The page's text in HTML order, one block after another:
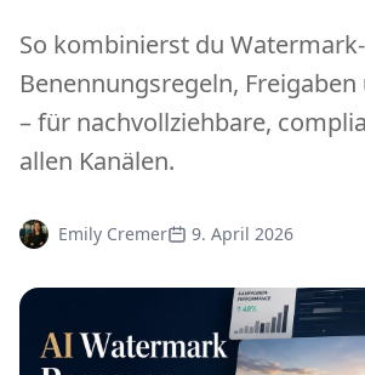
So kombinierst du
Benennungsregeln,
– für nachvollziehbare,
allen Kanälen.
Emily Cremer 9. April 2026